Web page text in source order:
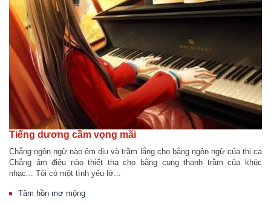
Tiếng dương cầm vọng mãi
Chẳng ngôn ngữ nào êm dịu và trầm lắng cho bằng ngôn ngữ của thi ca
Chẳng âm điệu nào thiết tha cho bằng cung thanh trầm của khúc
nhạc... Tôi có một tình yêu lớ...
Tâm hồn mơ mộng